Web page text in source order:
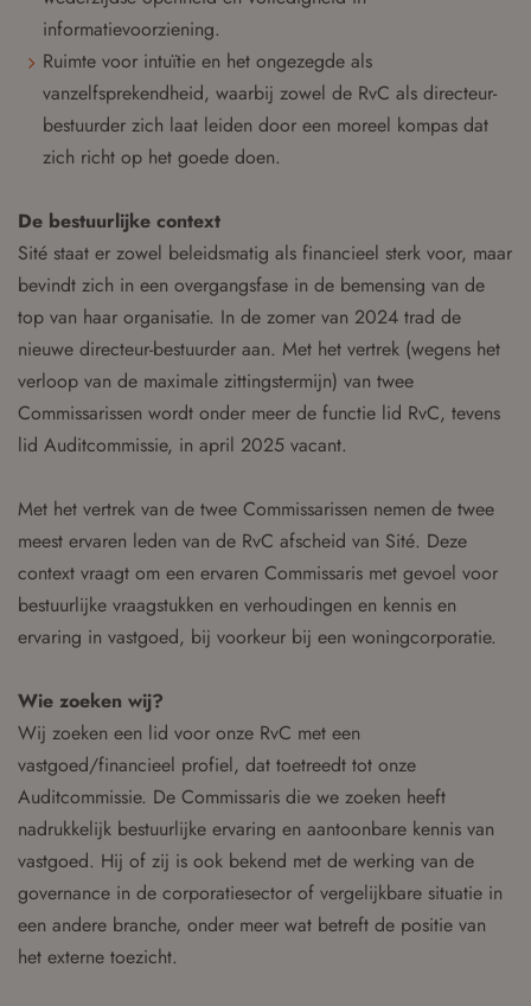
informatievoorziening.
Ruimte voor intuïtie en het ongezegde als
vanzelfsprekendheid, waarbij zowel de RvC als directeur-
bestuurder zich laat leiden door een moreel kompas dat
zich richt op het goede doen.
De bestuurlijke context
Sité staat er zowel beleidsmatig als financieel sterk voor, maar
bevindt zich in een overgangsfase in de bemensing van de
top van haar organisatie. In de zomer van 2024 trad de
nieuwe directeur-bestuurder aan. Met het vertrek (wegens het
verloop van de maximale zittingstermijn) van twee
Commissarissen wordt onder meer de functie lid RvC, tevens
lid Auditcommissie, in april 2025 vacant.
Met het vertrek van de twee Commissarissen nemen de twee
meest ervaren leden van de RvC afscheid van Sité. Deze
context vraagt om een ervaren Commissaris met gevoel voor
bestuurlijke vraagstukken en verhoudingen en kennis en
ervaring in vastgoed, bij voorkeur bij een woningcorporatie.
Wie zoeken wij?
Wij zoeken een lid voor onze RvC met een
vastgoed/financieel profiel, dat toetreedt tot onze
Auditcommissie. De Commissaris die we zoeken heeft
nadrukkelijk bestuurlijke ervaring en aantoonbare kennis van
vastgoed. Hij of zij is ook bekend met de werking van de
governance in de corporatiesector of vergelijkbare situatie in
een andere branche, onder meer wat betreft de positie van
het externe toezicht.